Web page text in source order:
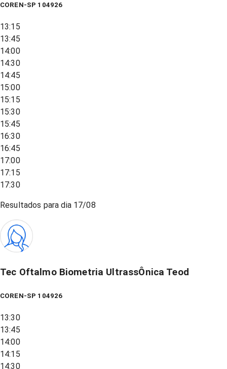
COREN-SP 104926
13:15
13:45
14:00
14:30
14:45
15:00
15:15
15:30
15:45
16:30
16:45
17:00
17:15
17:30
Resultados para dia 17/08
Tec Oftalmo Biometria UltrassÔnica Teod
COREN-SP 104926
13:30
13:45
14:00
14:15
14:30